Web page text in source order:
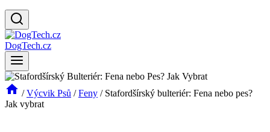
DogTech.cz
/ Výcvik Psů / Feny / Stafordšírský bulteriér: Fena nebo pes?
Jak vybrat